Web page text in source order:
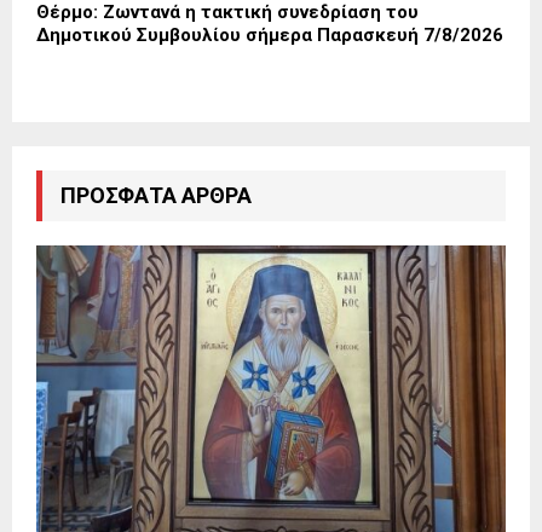
Θέρμο: Ζωντανά η τακτική συνεδρίαση του
Δημοτικού Συμβουλίου σήμερα Παρασκευή 7/8/2026
ΠΡΌΣΦΑΤΑ ΆΡΘΡΑ